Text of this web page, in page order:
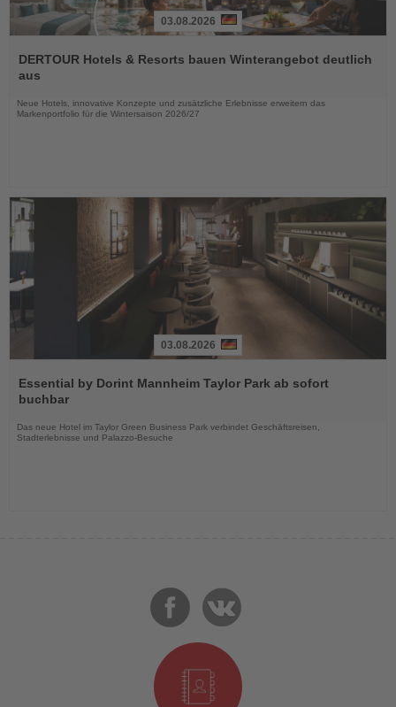
Sie
die
03.08.2026
DERTOUR Hotels & Resorts bauen Winterangebot deutlich
aus
Neue Hotels, innovative Konzepte und zusätzliche Erlebnisse erweitern das
Markenportfolio für die Wintersaison 2026/27
Sie
die
03.08.2026
Essential by Dorint Mannheim Taylor Park ab sofort
buchbar
Das neue Hotel im Taylor Green Business Park verbindet Geschäftsreisen,
Stadterlebnisse und Palazzo-Besuche